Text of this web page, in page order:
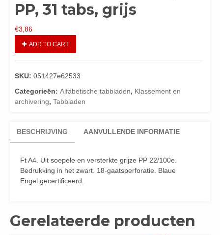
PP, 31 tabs, grijs
€3,86
ADD TO CART
SKU: 051427e62533
Categorieën: Alfabetische tabbladen, Klassement en
archivering, Tabbladen
BESCHRIJVING AANVULLENDE INFORMATIE
Ft A4. Uit soepele en versterkte grijze PP 22/100e.
Bedrukking in het zwart. 18-gaatsperforatie. Blaue
Engel gecertificeerd.
Gerelateerde producten